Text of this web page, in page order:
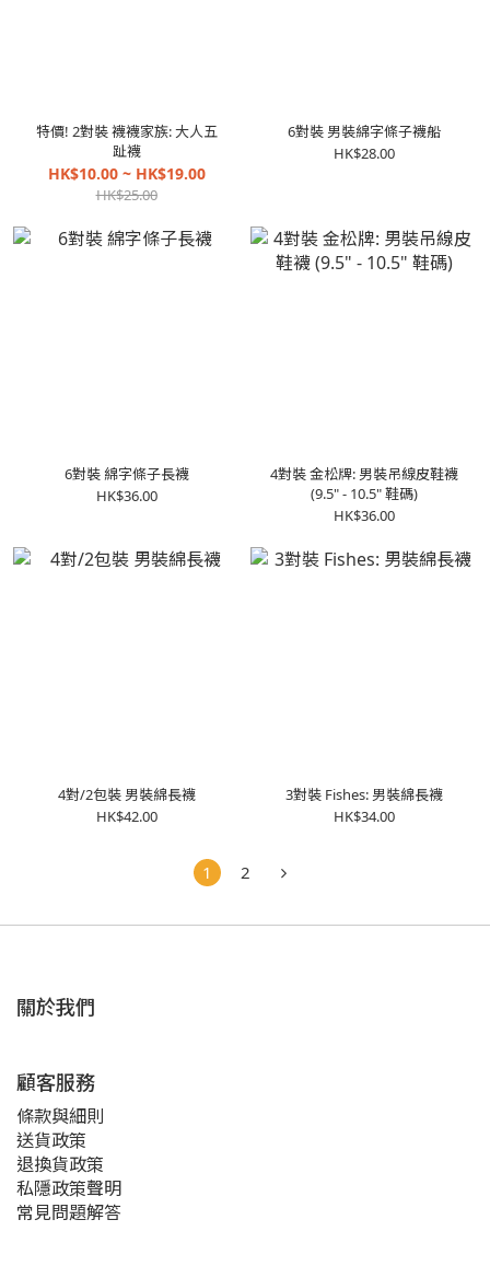
特價! 2對裝 襪襪家族: 大人五
趾襪
HK$10.00 ~ HK$19.00
HK$25.00
6對裝 男裝綿字條子襪船
HK$28.00
6對裝 綿字條子長襪
HK$36.00
4對裝 金松牌: 男裝吊線皮鞋襪
(9.5" - 10.5" 鞋碼)
HK$36.00
4對/2包裝 男裝綿長襪
HK$42.00
3對裝 Fishes: 男裝綿長襪
HK$34.00
1 2
關於我們
顧客服務
條款與細則
送貨政策
退換貨政策
私隱政策聲明
常見問題解答